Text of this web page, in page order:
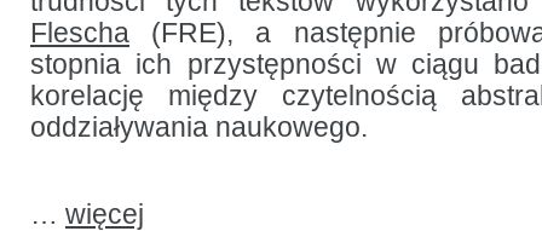
Flescha (FRE), a następnie
stopnia ich przystępności w ciągu
korelację między czytelnością
oddziaływania naukowego.
… więcej